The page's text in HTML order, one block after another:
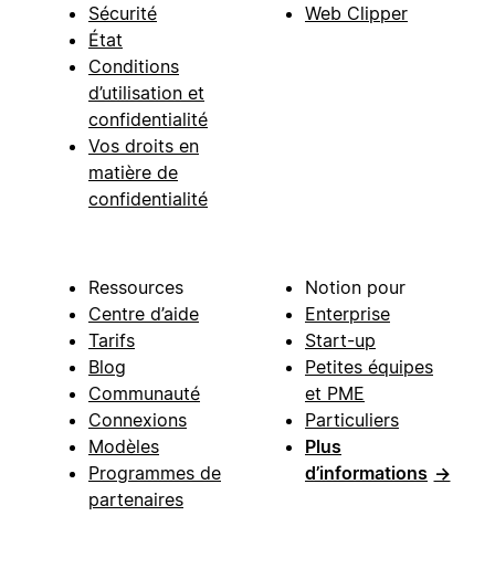
Sécurité
État
Conditions
d’utilisation et
confidentialité
Vos droits en
matière de
confidentialité
Web Clipper
Ressources
Centre d’aide
Tarifs
Blog
Communauté
Connexions
Modèles
Programmes de
partenaires
Notion pour
Enterprise
Start-up
Petites équipes
et PME
Particuliers
Plus
d’informations →